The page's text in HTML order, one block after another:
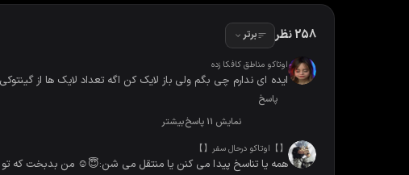
258 نظر برتر
اوتاکو مناطق کافکا زده
ایده ای ندارم چی بگم ولی باز لایک کن اگه تعداد لایک ها از
پاسخ
نمایش 11 پاسخ بیشتر
【】اوتاکو درحال سفر【】
همه یا تناسخ پیدا می کنن یا منتقل می شن:😇☺️ من بدبخت که تو